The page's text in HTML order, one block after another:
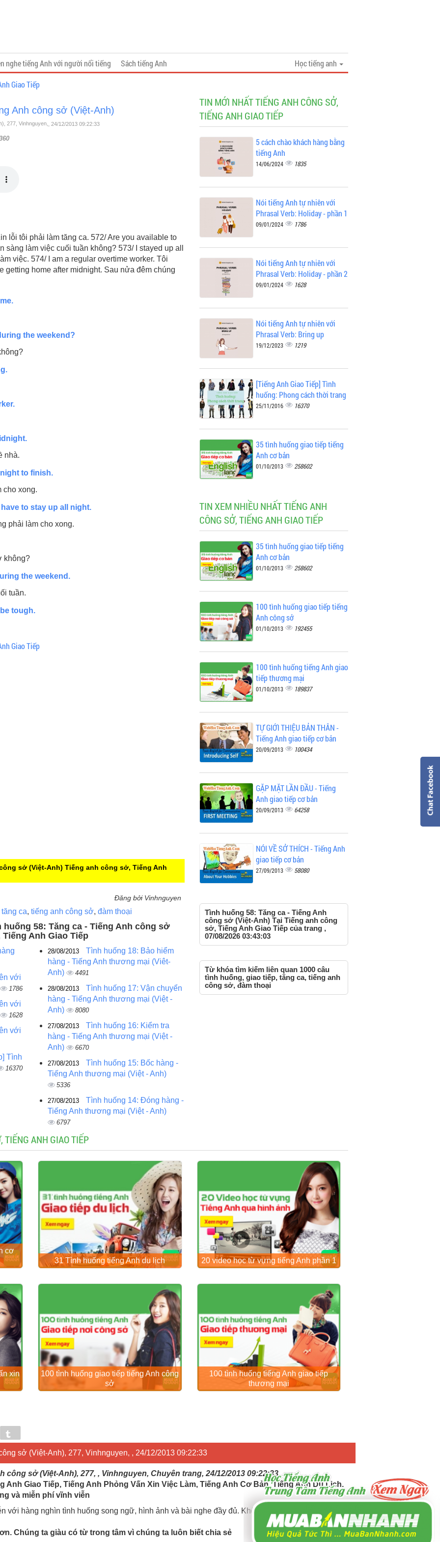
nghe tiếng Anh với người nổi tiếng Sách tiếng Anh
Học tiếng anh
Giao Tiếp
Anh công sở (Việt-Anh)
277, Vinhnguyen, , 24/12/2013 09:22:33
lỗi tôi phải làm tăng ca. 572/ Are you available to
sàng làm việc cuối tuần không? 573/ I stayed up all
việc. 574/ I am a regular overtime worker. Tôi
getting home after midnight. Sau nửa đêm chúng
the weekend?
nhà.
to finish.
cho xong.
have to stay up all night.
phải làm cho xong.
không?
the weekend.
tuần.
tough.
Giao Tiếp
sở (Việt-Anh) Tiếng anh công sở, Tiếng Anh
Đăng bởi Vinhnguyen
tăng ca, tiếng anh công sở, đàm thoại
58: Tăng ca - Tiếng Anh công sở
Anh Giao Tiếp
với
1786
với
1628
với
Tình
16370
28/08/2013
Tình huống 18: Bảo hiểm
hàng - Tiếng Anh thương mại (Viêt-
Anh)
4491
28/08/2013
Tình huống 17: Vận chuyển
hàng - Tiếng Anh thương mại (Việt -
Anh)
8080
27/08/2013
Tình huống 16: Kiểm tra
hàng - Tiếng Anh thương mại (Việt -
Anh)
6670
27/08/2013
Tình huống 15: Bốc hàng -
Tiếng Anh thương mại (Việt - Anh)
5336
27/08/2013
Tình huống 14: Đóng hàng -
Tiếng Anh thương mại (Việt - Anh)
6797
TIN MỚI NHẤT TIẾNG ANH CÔNG SỞ,
TIẾNG ANH GIAO TIẾP
5 cách chào khách hàng bằng
tiếng Anh
14/06/2024 1835
Nói tiếng Anh tự nhiên với
Phrasal Verb: Holiday - phần 1
09/01/2024 1786
Nói tiếng Anh tự nhiên với
Phrasal Verb: Holiday - phần 2
09/01/2024 1628
Nói tiếng Anh tự nhiên với
Phrasal Verb: Bring up
19/12/2023 1219
[Tiếng Anh Giao Tiếp] Tình
huống: Phong cách thời trang
25/11/2016 16370
35 tình huống giao tiếp tiếng
Anh cơ bản
01/10/2013 258602
TIN XEM NHIỀU NHẤT TIẾNG ANH
CÔNG SỞ, TIẾNG ANH GIAO TIẾP
35 tình huống giao tiếp tiếng
Anh cơ bản
01/10/2013 258602
100 tình huống giao tiếp tiếng
Anh công sở
01/10/2013 192455
100 tình huống tiếng Anh giao
tiếp thương mại
01/10/2013 189837
TỰ GIỚI THIỆU BẢN THÂN -
Tiếng Anh giao tiếp cơ bản
20/09/2013 100434
GẶP MẶT LẦN ĐẦU - Tiếng
Anh giao tiếp cơ bản
20/09/2013 64258
NÓI VỀ SỞ THÍCH - Tiếng Anh
giao tiếp cơ bản
27/09/2013 58080
Tình huống 58: Tăng ca - Tiếng Anh
công sở (Việt-Anh) Tại Tiếng anh công
sở, Tiếng Anh Giao Tiếp của trang ,
07/08/2026 03:43:03
Từ khóa tìm kiếm liên quan 1000 câu
tình huống, giao tiếp, tăng ca, tiếng anh
công sở, đàm thoại
TIẾNG ANH GIAO TIẾP
cơ
31 Tình huống tiếng Anh du lịch 20 video học từ vựng tiếng Anh phần 1
xin
100 tình huống giao tiếp tiếng Anh công
sở
100 tình huống tiếng Anh giao tiếp
thương mại
sở (Việt-Anh), 277, Vinhnguyen, , 24/12/2013 09:22:33
công sở (Việt-Anh), 277, , Vinhnguyen, Chuyên trang, 24/12/2013 09:22:33
Anh Giao Tiếp, Tiếng Anh Phỏng Vấn Xin Việc Làm, Tiếng Anh Cơ Bản, Tiếng Anh Du Lịch.
và miễn phí vĩnh viễn
với hàng nghìn tình huống song ngữ, hình ảnh và bài nghe đầy đủ. Không ngừng cập nhật mới.
Chúng ta giàu có từ trong tâm vì chúng ta luôn biết chia sẻ